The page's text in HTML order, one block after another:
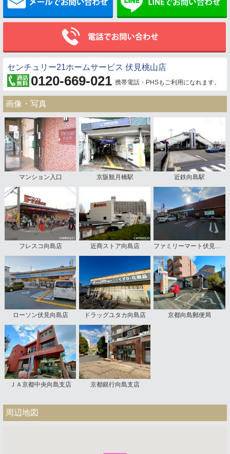
センチュリー21ホームサービス 伏見桃山店
0120-669-021 携帯電話・PHSもご利用になれます。
画像・写真
マンション入口 京阪観月橋駅 近鉄向島駅
フレスコ向島店 近商ストア向島店 ファミリーマート伏見向島本丸店
ローソン伏見向島店 ドラッグユタカ向島店 京都向島郵便局
ＪＡ京都中央向島支店 京都銀行向島支店
周辺地図